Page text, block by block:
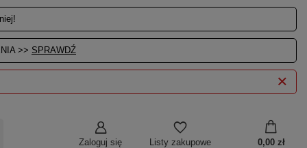
>> SPRAWDŹ
Zaloguj się Listy zakupowe 0,00 zł